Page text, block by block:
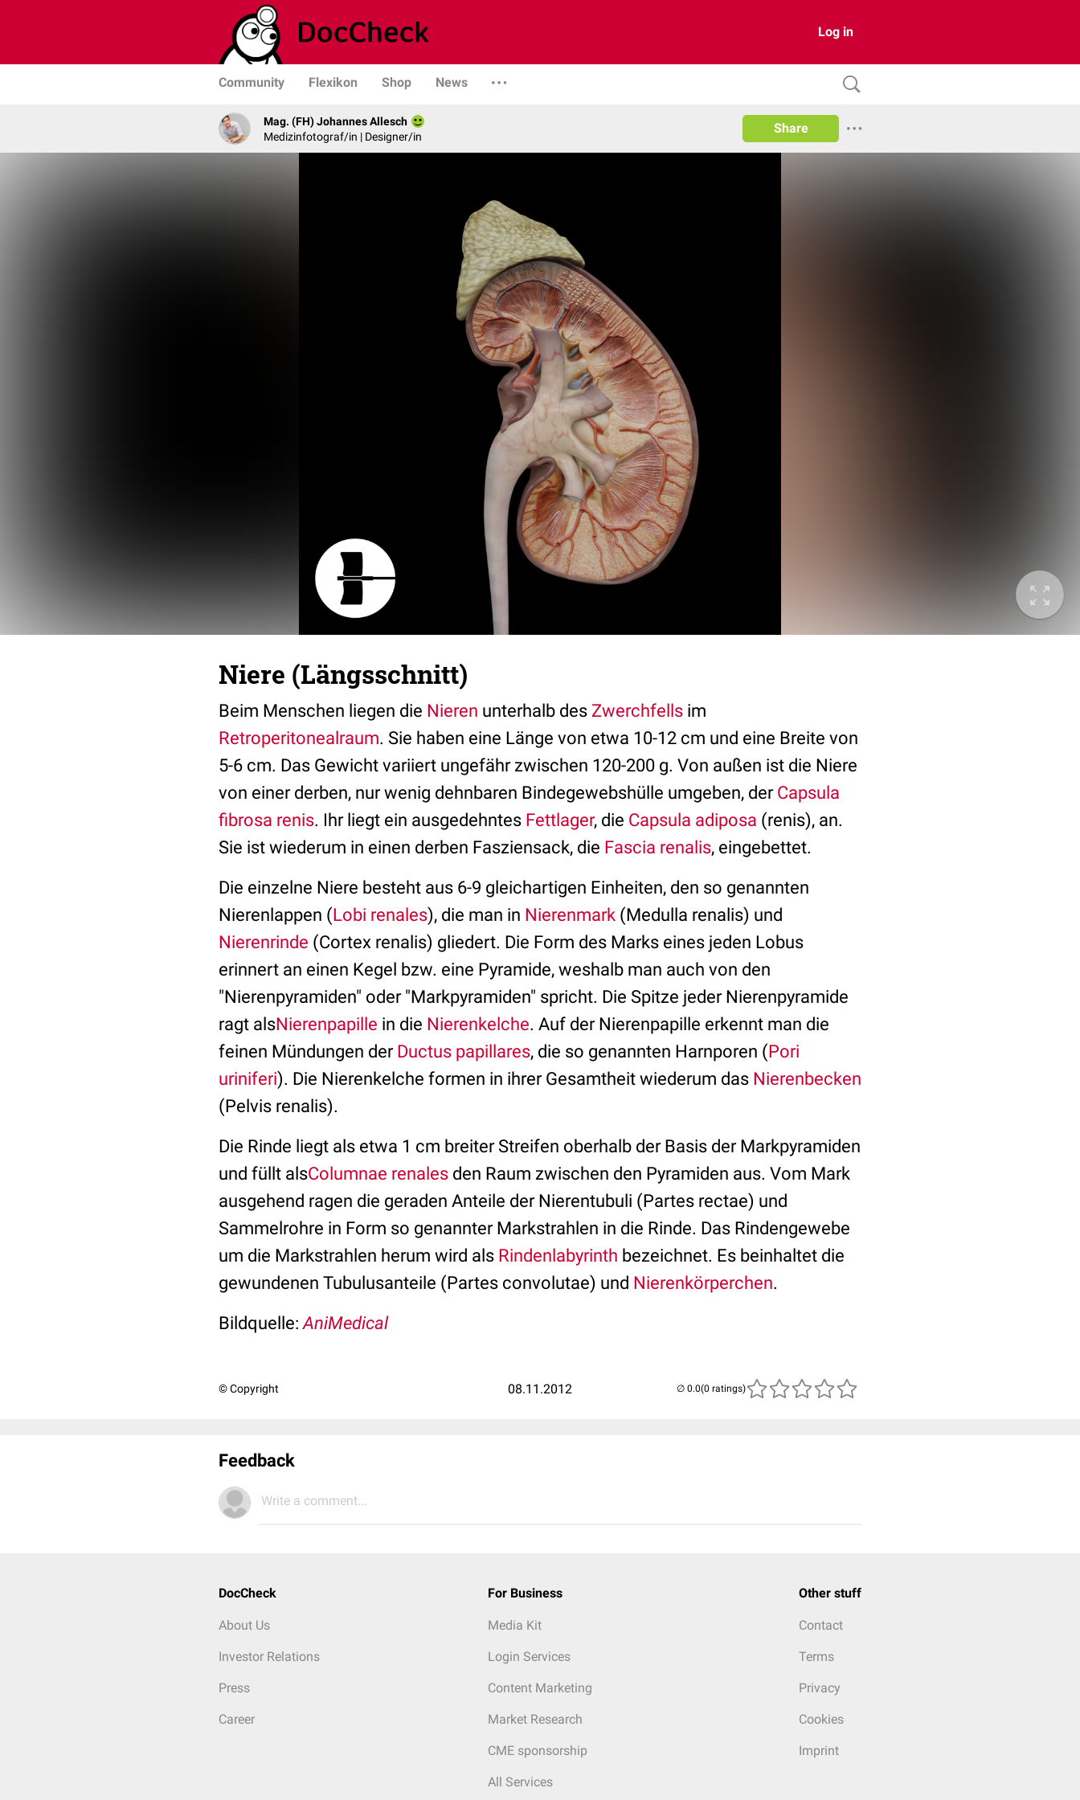
Log in
Community Flexikon Shop News
Mag. (FH) Johannes Allesch
Medizinfotograf/in | Designer/in
Share
Niere (Längsschnitt)
Beim Menschen liegen die Nieren unterhalb des Zwerchfells im
Retroperitonealraum. Sie haben eine Länge von etwa 10-12 cm und eine Breite von
5-6 cm. Das Gewicht variiert ungefähr zwischen 120-200 g. Von außen ist die Niere
von einer derben, nur wenig dehnbaren Bindegewebshülle umgeben, der Capsula
fibrosa renis. Ihr liegt ein ausgedehntes Fettlager, die Capsula adiposa (renis), an.
Sie ist wiederum in einen derben Fasziensack, die Fascia renalis, eingebettet.
Die einzelne Niere besteht aus 6-9 gleichartigen Einheiten, den so genannten
Nierenlappen (Lobi renales), die man in Nierenmark (Medulla renalis) und
Nierenrinde (Cortex renalis) gliedert. Die Form des Marks eines jeden Lobus
erinnert an einen Kegel bzw. eine Pyramide, weshalb man auch von den
"Nierenpyramiden" oder "Markpyramiden" spricht. Die Spitze jeder Nierenpyramide
ragt alsNierenpapille in die Nierenkelche. Auf der Nierenpapille erkennt man die
feinen Mündungen der Ductus papillares, die so genannten Harnporen (Pori
uriniferi). Die Nierenkelche formen in ihrer Gesamtheit wiederum das Nierenbecken
(Pelvis renalis).
Die Rinde liegt als etwa 1 cm breiter Streifen oberhalb der Basis der Markpyramiden
und füllt alsColumnae renales den Raum zwischen den Pyramiden aus. Vom Mark
ausgehend ragen die geraden Anteile der Nierentubuli (Partes rectae) und
Sammelrohre in Form so genannter Markstrahlen in die Rinde. Das Rindengewebe
um die Markstrahlen herum wird als Rindenlabyrinth bezeichnet. Es beinhaltet die
gewundenen Tubulusanteile (Partes convolutae) und Nierenkörperchen.
Bildquelle: AniMedical
© Copyright 08.11.2012 (0 ratings)
Feedback
Write a comment...
DocCheck
About Us
Investor Relations
Press
Career
For Business
Media Kit
Login Services
Content Marketing
Market Research
CME sponsorship
All Services
Other stuff
Contact
Terms
Privacy
Cookies
Imprint